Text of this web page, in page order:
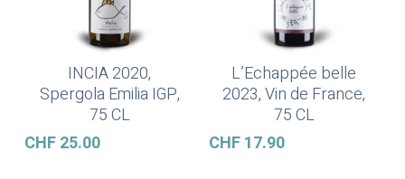
Lire La Suite
INCIA 2020,
Spergola Emilia IGP,
75 CL
CHF25.00
Ajouter Au Panier
L’Echappée belle
2023, Vin de France,
75 CL
CHF17.90